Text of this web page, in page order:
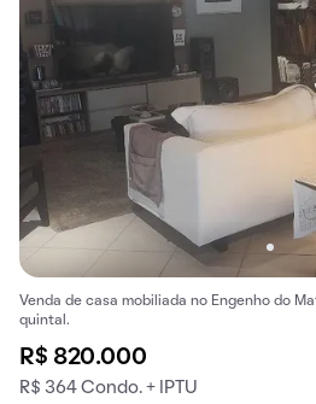
Venda de casa mobiliada no Engenho do
quintal.
R$ 820.000
R$ 364 Condo. + IPTU